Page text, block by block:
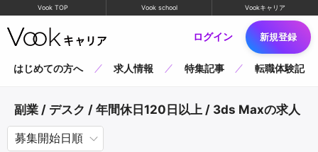
Vook TOP Vook school Vookキャリア
ログイン 新規登録
はじめての方へ 求人情報 特集記事 転職体験記
副業 / デスク / 年間休日120日以上 / 3ds Maxの求人